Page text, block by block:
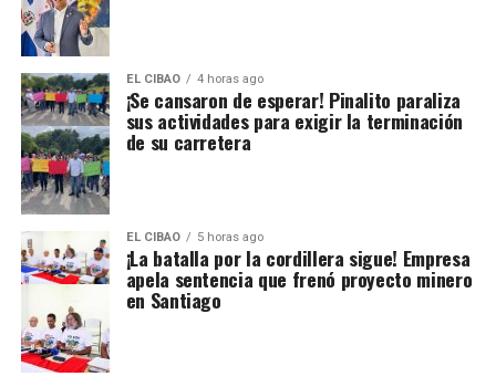
EL CIBAO 4 horas ago
¡Se cansaron de esperar! Pinalito paraliza
sus actividades para exigir la terminación
de su carretera
EL CIBAO 5 horas ago
¡La batalla por la cordillera sigue! Empresa
apela sentencia que frenó proyecto minero
en Santiago